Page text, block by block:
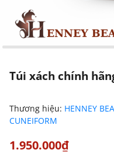
Túi xách chính
Thương hiệu: HENNEY
CUNEIFORM
1.950.000₫